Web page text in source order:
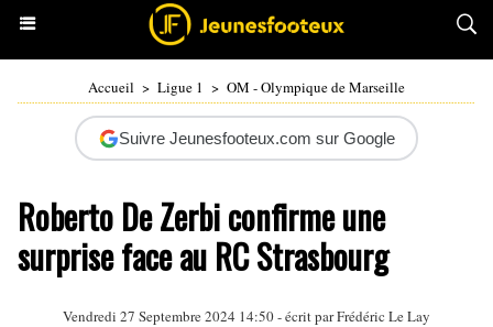
Accueil > Ligue 1 > OM - Olympique de Marseille
Suivre Jeunesfooteux.com sur Google
Roberto De Zerbi confirme une
surprise face au RC Strasbourg
Vendredi 27 Septembre 2024 14:50 - écrit parFrédéric Le Lay